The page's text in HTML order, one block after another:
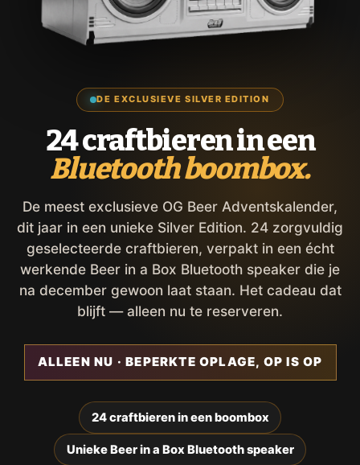
DE EXCLUSIEVE SILVER EDITION
24 craftbieren in een
Bluetooth boombox.
De meest exclusieve OG Beer Adventskalender,
dit jaar in een unieke Silver Edition. 24 zorgvuldig
geselecteerde craftbieren, verpakt in een écht
werkende Beer in a Box Bluetooth speaker die je
na december gewoon laat staan. Het cadeau dat
blijft — alleen nu te reserveren.
ALLEEN NU · BEPERKTE OPLAGE, OP IS OP
24 craftbieren in een boombox
Unieke Beer in a Box Bluetooth speaker